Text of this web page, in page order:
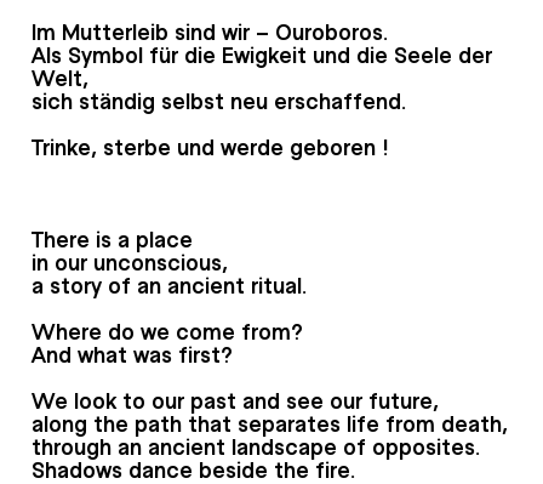
Im Mutterleib sind wir – Ouroboros.
Als Symbol für die Ewigkeit und die Seele der
Welt,
sich ständig selbst neu erschaffend.
Trinke, sterbe und werde geboren !
There is a place
in our unconscious,
a story of an ancient ritual.
Where do we come from?
And what was first?
We look to our past and see our future,
along the path that separates life from death,
through an ancient landscape of opposites.
Shadows dance beside the fire.